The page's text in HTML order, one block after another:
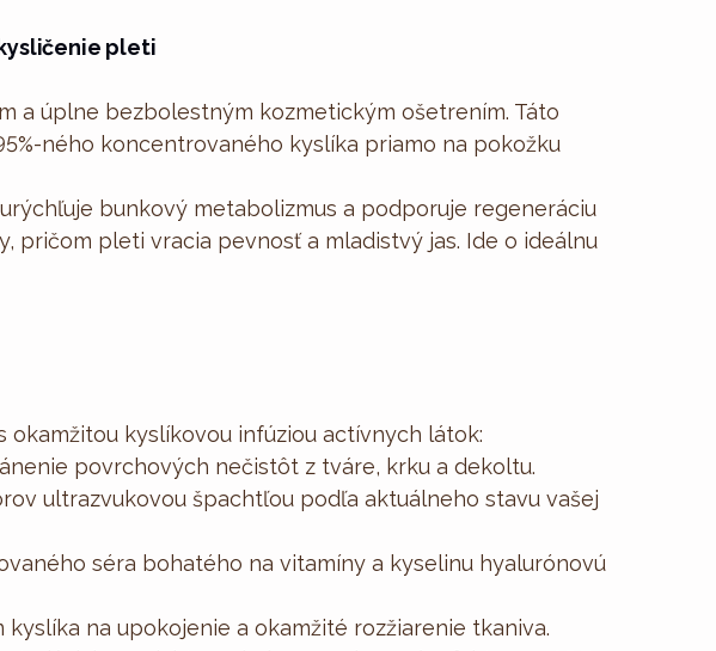
pleti
a úplne bezbolestným kozmetickým ošetrením. Táto
ného koncentrovaného kyslíka priamo na pokožku
bunkový metabolizmus a podporuje regeneráciu
pričom pleti vracia pevnosť a mladistvý jas. Ide o ideálnu
okamžitou kyslíkovou infúziou actívnych látok:
povrchových nečistôt z tváre, krku a dekoltu.
ultrazvukovou špachtľou podľa aktuálneho stavu vašej
séra bohatého na vitamíny a kyselinu hyalurónovú
na upokojenie a okamžité rozžiarenie tkaniva.